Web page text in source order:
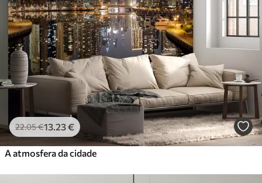
22.05€13.23€
A atmosfera da cidade